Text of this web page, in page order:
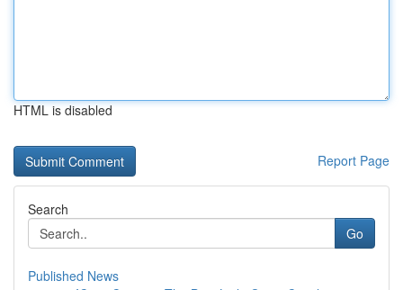
HTML is disabled
Report Page
Search
Go
Published News